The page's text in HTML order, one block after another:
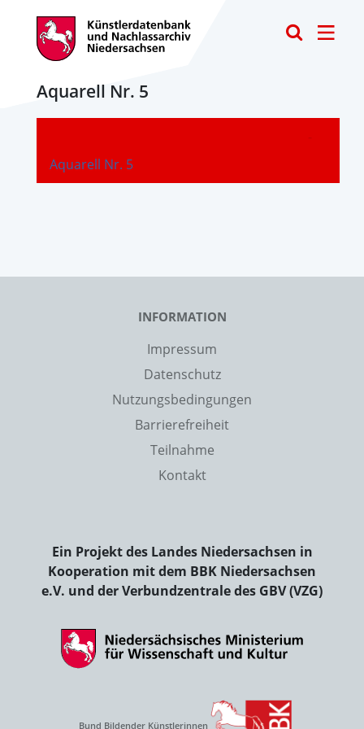
Aquarell Nr. 5
Aquarell Nr. 5
-
INFORMATION
Impressum
Datenschutz
Nutzungsbedingungen
Barrierefreiheit
Teilnahme
Kontakt
Ein Projekt des Landes Niedersachsen in
Kooperation mit dem BBK Niedersachsen
e.V. und der Verbundzentrale des GBV (VZG)
Bund Bildender Künstlerinnen